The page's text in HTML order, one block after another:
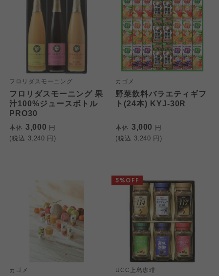
フロリダスモーニング
フロリダスモーニング 果
汁100%ジュースボトル
PRO30
本体 3,000 円
(税込 3,240 円)
カゴメ
野菜飲料バラエティギフ
ト(24本) KYJ-30R
本体 3,000 円
(税込 3,240 円)
カゴメ UCC上島珈琲
5%OFF